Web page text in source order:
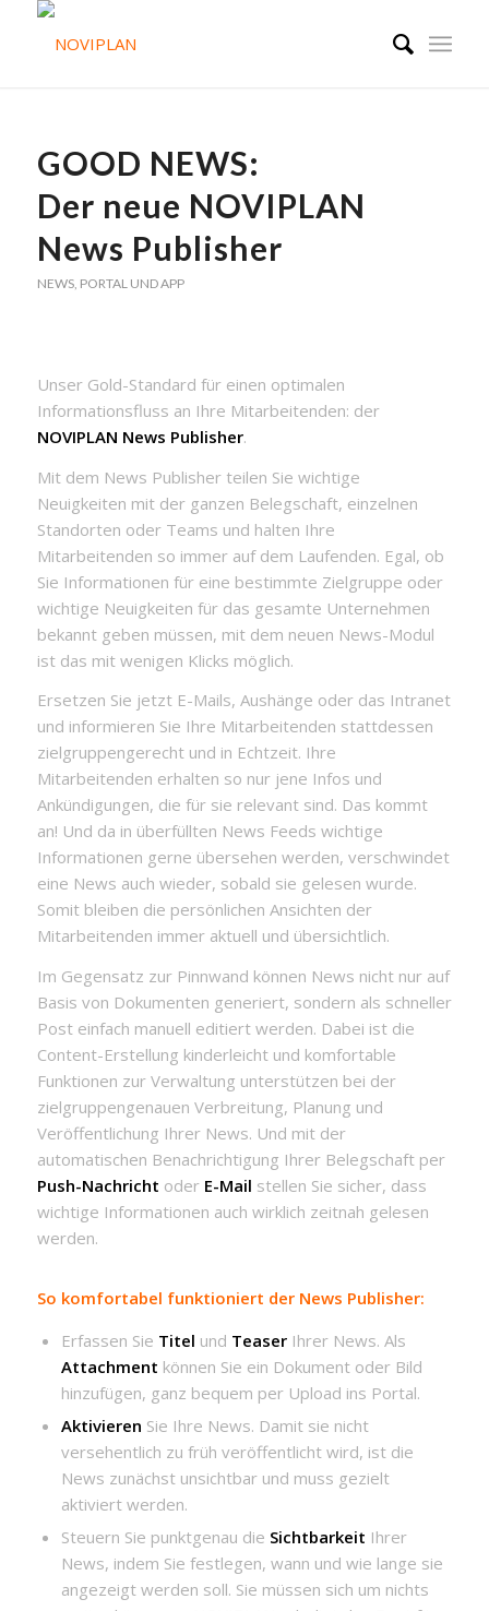
GOOD NEWS:
Der neue NOVIPLAN
News Publisher
NEWS, PORTAL UND APP
Unser Gold-Standard für einen optimalen
Informationsfluss an Ihre Mitarbeitenden: der
NOVIPLAN News Publisher.
Mit dem News Publisher teilen Sie wichtige
Neuigkeiten mit der ganzen Belegschaft, einzelnen
Standorten oder Teams und halten Ihre
Mitarbeitenden so immer auf dem Laufenden. Egal, ob
Sie Informationen für eine bestimmte Zielgruppe oder
wichtige Neuigkeiten für das gesamte Unternehmen
bekannt geben müssen, mit dem neuen News-Modul
ist das mit wenigen Klicks möglich.
Ersetzen Sie jetzt E-Mails, Aushänge oder das Intranet
und informieren Sie Ihre Mitarbeitenden stattdessen
zielgruppengerecht und in Echtzeit. Ihre
Mitarbeitenden erhalten so nur jene Infos und
Ankündigungen, die für sie relevant sind. Das kommt
an! Und da in überfüllten News Feeds wichtige
Informationen gerne übersehen werden, verschwindet
eine News auch wieder, sobald sie gelesen wurde.
Somit bleiben die persönlichen Ansichten der
Mitarbeitenden immer aktuell und übersichtlich.
Im Gegensatz zur Pinnwand können News nicht nur auf
Basis von Dokumenten generiert, sondern als schneller
Post einfach manuell editiert werden. Dabei ist die
Content-Erstellung kinderleicht und komfortable
Funktionen zur Verwaltung unterstützen bei der
zielgruppengenauen Verbreitung, Planung und
Veröffentlichung Ihrer News. Und mit der
automatischen Benachrichtigung Ihrer Belegschaft per
Push-Nachricht oder E-Mail stellen Sie sicher, dass
wichtige Informationen auch wirklich zeitnah gelesen
werden.
So komfortabel funktioniert der News Publisher:
Erfassen Sie Titel und TeaserIhrer News. Als
Attachment können Sie ein Dokument oder Bild
hinzufügen, ganz bequem per Upload ins Portal.
Aktivieren Sie Ihre News. Damit sie nicht
versehentlich zu früh veröffentlicht wird, ist die
News zunächst unsichtbar und muss gezielt
aktiviert werden.
Steuern Sie punktgenau die Sichtbarkeit Ihrer
News, indem Sie festlegen, wann und wie lange sie
angezeigt werden soll. Sie müssen sich um nichts